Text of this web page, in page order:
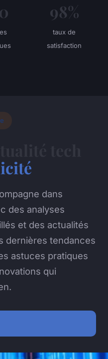
98%
taux de
satisfaction
dans
des analyses
et des actualités
dernières tendances
astuces pratiques
qui